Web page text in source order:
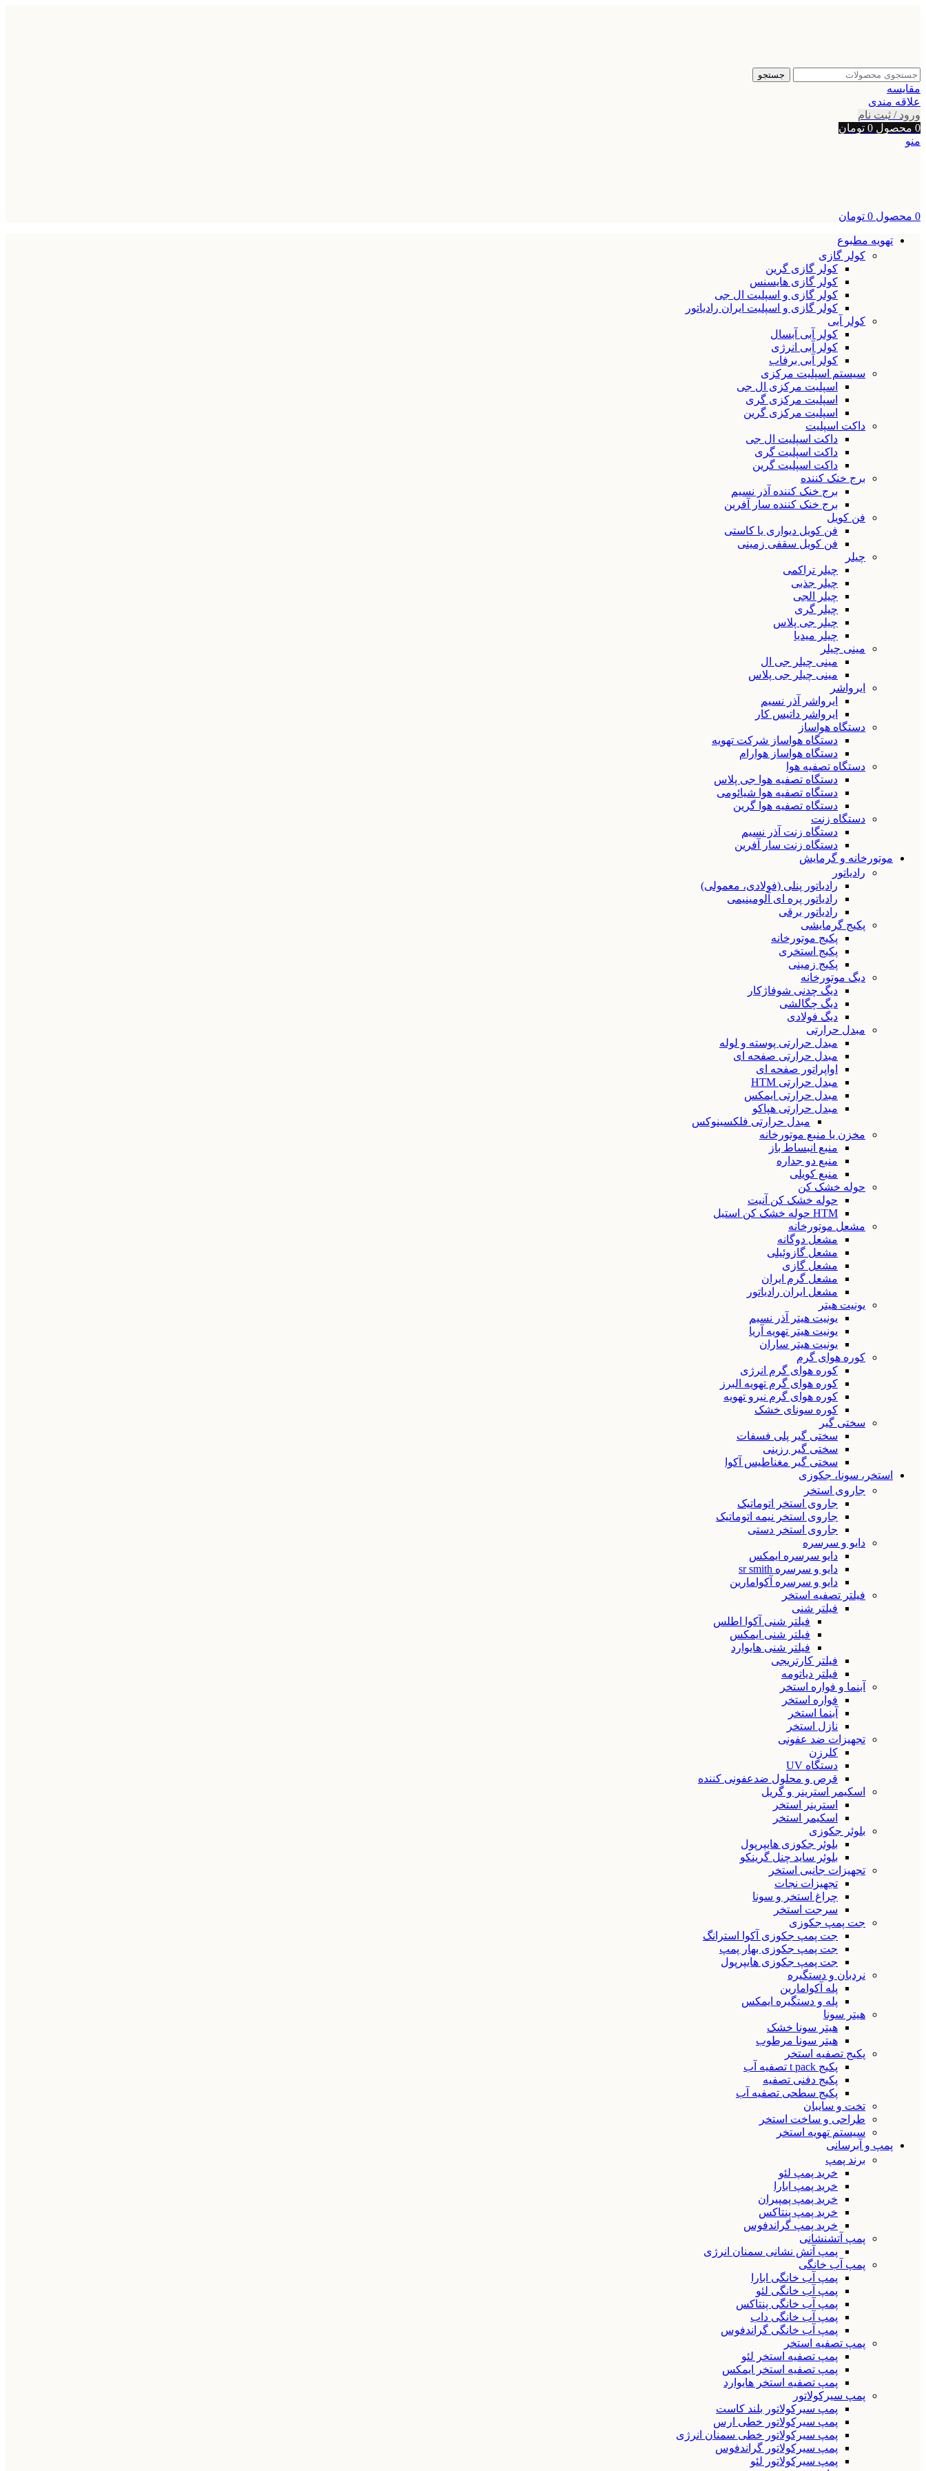
جستجو
مقایسه
علاقه مندی
ورود / ثبت نام
0 محصول 0 تومان
منو
0 محصول 0 تومان
تهویه مطبوع
کولر گازی
کولر گازی گرین
کولر گازی هایسنس
کولر گازی و اسپلیت ال جی
کولر گازی و اسپلیت ایران رادیاتور
کولر آبی
کولر آبی آبسال
کولر آبی انرژی
کولر آبی برفاب
سیستم اسپلیت مرکزی
اسپلیت مرکزی ال جی
اسپلیت مرکزی گری
اسپلیت مرکزی گرین
داکت اسپلیت
داکت اسپلیت ال جی
داکت اسپلیت گری
داکت اسپلیت گرین
برج خنک کننده
برج خنک کننده آذر نسیم
برج خنک کننده سار آفرین
فن کویل
فن کویل دیواری یا کاستی
فن کویل سقفی زمینی
چیلر
چیلر تراکمی
چیلر جذبی
چیلر الجی
چیلر گری
چیلر جی پلاس
چیلر میدیا
مینی چیلر
مینی چیلر جی ال
مینی چیلر جی پلاس
ایرواشر
ایرواشر آذر نسیم
ایرواشر داتیس کار
دستگاه هواساز
دستگاه هواساز شرکت تهویه
دستگاه هواساز هوارام
دستگاه تصفیه هوا
دستگاه تصفیه هوا جی پلاس
دستگاه تصفیه هوا شیائومی
دستگاه تصفیه هوا گرین
دستگاه زنت
دستگاه زنت آذر نسیم
دستگاه زنت سار آفرین
موتورخانه و گرمایش
رادیاتور
رادیاتور پنلی (فولادی، معمولی)
رادیاتور پره ای آلومینیمی
رادیاتور برقی
پکیج گرمایشی
پکیج موتورخانه
پکیج استخری
پکیج زمینی
دیگ موتورخانه
دیگ چدنی شوفاژکار
دیگ چگالشی
دیگ فولادی
مبدل حرارتی
مبدل حرارتی پوسته و لوله
مبدل حرارتی صفحه ای
اواپراتور صفحه ای
مبدل حرارتی HTM
مبدل حرارتی ایمکس
مبدل حرارتی هپاکو
مبدل حرارتی فلکسینوکس
مخزن یا منبع موتورخانه
منبع انبساط باز
منبع دو جداره
منبع کویلی
حوله خشک کن
حوله خشک کن آنیت
HTM حوله خشک کن استیل
مشعل موتورخانه
مشعل دوگانه
مشعل گازوئیلی
مشعل گازی
مشعل گرم ایران
مشعل ایران رادیاتور
یونیت هیتر
یونیت هیتر آذر نسیم
یونیت هیتر تهویه آریا
یونیت هیتر ساران
کوره هوای گرم
کوره هوای گرم انرژی
کوره هوای گرم تهویه البرز
کوره هوای گرم نیرو تهویه
کوره سونای خشک
سختی گیر
سختی گیر پلی فسفات
سختی گیر رزینی
سختی گیر مغناطیس آکوا
استخر، سونا، جکوزی
جاروی استخر
جاروی استخر اتوماتیک
جاروی استخر نیمه اتوماتیک
جاروی استخر دستی
دایو و سرسره
دایو سرسره ایمکس
دایو و سرسره sr smith
دایو و سرسره آکوامارین
فیلتر تصفیه استخر
فیلتر شنی
فیلتر شنی آکوا اطلس
فیلتر شنی ایمکس
فیلتر شنی هایوارد
فیلتر کارتریجی
فیلتر دیاتومه
آبنما و فواره استخر
فواره استخر
آبنما استخر
نازل استخر
تجهیزات ضد عفونی
کلرزن
دستگاه UV
قرص و محلول ضدعفونی کننده
اسکیمر استرینر و گریل
استرینر استخر
اسکیمر استخر
بلوئر جکوزی
بلوئر جکوزی هایپرپول
بلوئر ساید چنل گرینکو
تجهیزات جانبی استخر
تجهیزات نجات
چراغ استخر و سونا
سرجت استخر
جت پمپ جکوزی
جت پمپ جکوزی آکوا استرانگ
جت پمپ جکوزی بهار پمپ
جت پمپ جکوزی هایپرپول
نردبان و دستگیره
پله آکوامارین
پله و دستگیره ایمکس
هیتر سونا
هیتر سونا خشک
هیتر سونا مرطوب
پکیج تصفیه استخر
پکیج t pack تصفیه آب
پکیج دفنی تصفیه
پکیج سطحی تصفیه آب
تخت و سایبان
طراحی و ساخت استخر
سیستم تهویه استخر
پمپ و آبرسانی
برند پمپ
خرید پمپ لئو
خرید پمپ ابارا
خرید پمپ پمپیران
خرید پمپ پنتاکس
خرید پمپ گراندفوس
پمپ آتشنشانی
پمپ آتش نشانی سمنان انرژی
پمپ آب خانگی
پمپ آب خانگی ابارا
پمپ آب خانگی لئو
پمپ آب خانگی پنتاکس
پمپ آب خانگی داب
پمپ آب خانگی گراندفوس
پمپ تصفیه استخر
پمپ تصفیه استخر لئو
پمپ تصفیه استخر ایمکس
پمپ تصفیه استخر هایوارد
پمپ سیرکولاتور
پمپ سیرکولاتور بلند کاست
پمپ سیرکولاتور خطی ارس
پمپ سیرکولاتور خطی سمنان انرژی
پمپ سیرکولاتور گراندفوس
پمپ سیرکولاتور لئو